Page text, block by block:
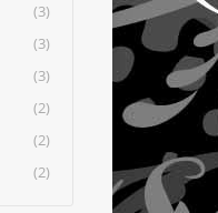
(3)
(3)
(3)
(2)
(2)
(2)